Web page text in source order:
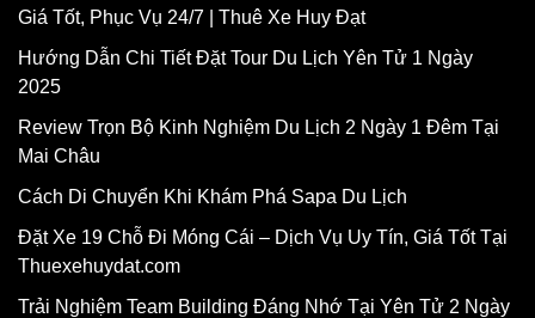
Giá Tốt, Phục Vụ 24/7 | Thuê Xe Huy Đạt
Hướng Dẫn Chi Tiết Đặt Tour Du Lịch Yên Tử 1 Ngày
2025
Review Trọn Bộ Kinh Nghiệm Du Lịch 2 Ngày 1 Đêm Tại
Mai Châu
Cách Di Chuyển Khi Khám Phá Sapa Du Lịch
Đặt Xe 19 Chỗ Đi Móng Cái – Dịch Vụ Uy Tín, Giá Tốt Tại
Thuexehuydat.com
Trải Nghiệm Team Building Đáng Nhớ Tại Yên Tử 2 Ngày